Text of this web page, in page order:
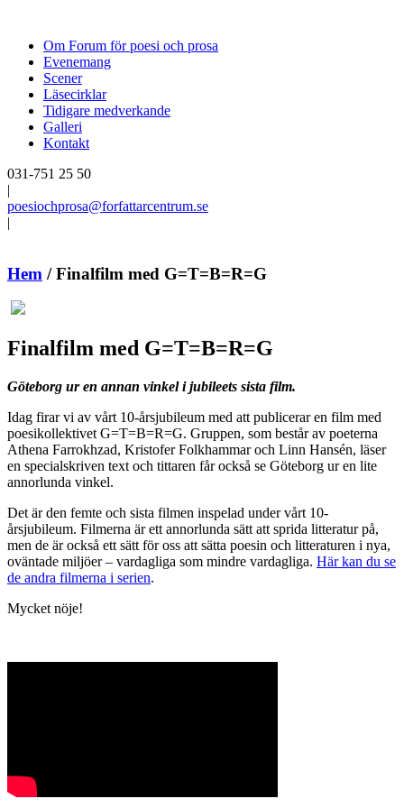
Om Forum för poesi och prosa
Evenemang
Scener
Läsecirklar
Tidigare medverkande
Galleri
Kontakt
031-751 25 50
|
poesiochprosa@forfattarcentrum.se
|
Hem /Finalfilm med G=T=B=R=G
Finalfilm med G=T=B=R=G
Göteborg ur en annan vinkel i jubileets sista film.
Idag firar vi av vårt 10-årsjubileum med att publicerar en film med
poesikollektivet G=T=B=R=G. Gruppen, som består av poeterna
Athena Farrokhzad, Kristofer Folkhammar och Linn Hansén, läser
en specialskriven text och tittaren får också se Göteborg ur en lite
annorlunda vinkel.
Det är den femte och sista filmen inspelad under vårt 10-
årsjubileum. Filmerna är ett annorlunda sätt att sprida litteratur på,
men de är också ett sätt för oss att sätta poesin och litteraturen i nya,
oväntade miljöer – vardagliga som mindre vardagliga. Här kan du se
de andra filmerna i serien.
Mycket nöje!